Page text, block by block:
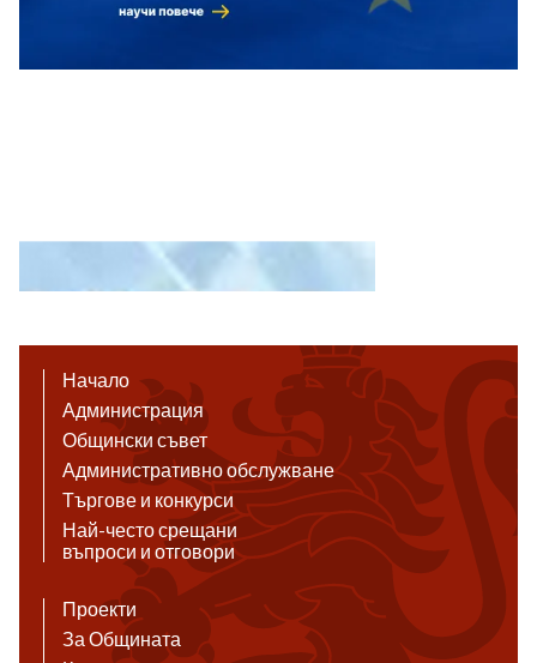
Начало
Администрация
Общински съвет
Административно обслужване
Търгове и конкурси
Най-често срещани
въпроси и отговори
Проекти
За Общината